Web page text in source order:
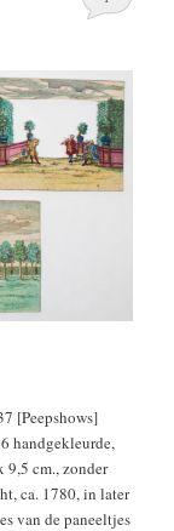
[Peepshows]
handgekleurde,
9,5 cm., zonder
ca. 1780, in later
van de paneeltjes